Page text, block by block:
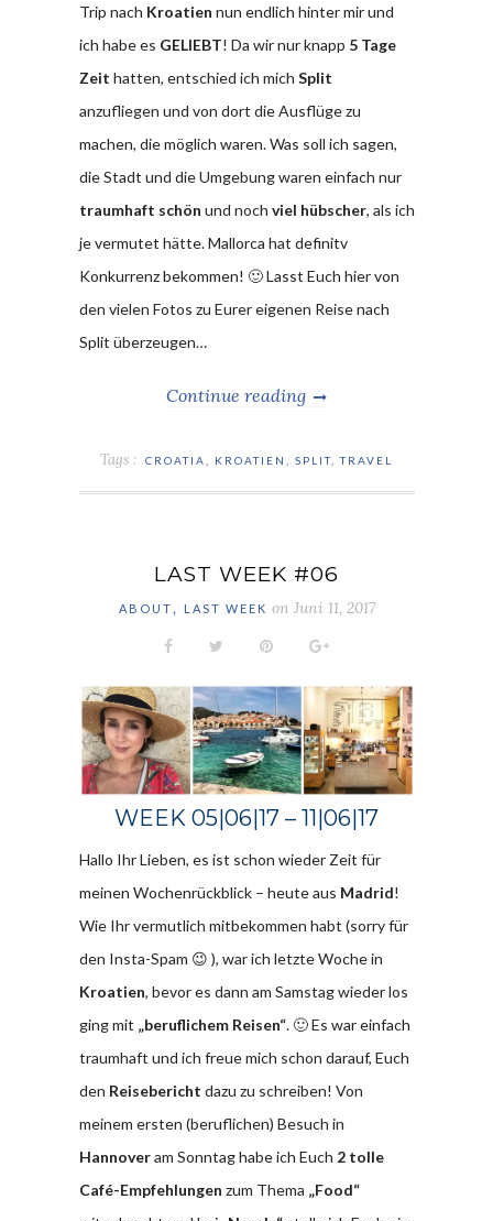
Trip nach Kroatien nun endlich hinter mir und
ich habe es GELIEBT! Da wir nur knapp 5 Tage
Zeit hatten, entschied ich mich Split
anzufliegen und von dort die Ausflüge zu
machen, die möglich waren. Was soll ich sagen,
die Stadt und die Umgebung waren einfach nur
traumhaft schön und noch viel hübscher, als ich
je vermutet hätte. Mallorca hat definitv
Konkurrenz bekommen! 🙂 Lasst Euch hier von
den vielen Fotos zu Eurer eigenen Reise nach
Split überzeugen…
Continue reading
Tags : CROATIA KROATIEN SPLIT ,TRAVEL
LAST WEEK #06
ABOUT, LAST WEEK on Juni 11, 2017
WEEK 05|06|17 – 11|06|17
Hallo Ihr Lieben, es ist schon wieder Zeit für
meinen Wochenrückblick – heute aus Madrid!
Wie Ihr vermutlich mitbekommen habt (sorry für
den Insta-Spam 😉 ), war ich letzte Woche in
Kroatien, bevor es dann am Samstag wieder los
ging mit „beruflichem Reisen“. 🙂 Es war einfach
traumhaft und ich freue mich schon darauf, Euch
den Reisebericht dazu zu schreiben! Von
meinem ersten (beruflichen) Besuch in
Hannoveram Sonntag habe ich Euch 2 tolle
Café-Empfehlungen zum Thema „Food“